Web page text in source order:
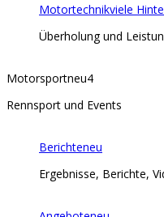
Motortechnikviele
Überholung und
Motorsportneu4
Rennsport und Events
Berichteneu
Ergebnisse, Berichte,